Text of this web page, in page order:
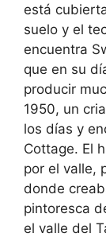
está
suelo y el
encuentra
que en su
producir
1950, un
los días y
Cottage. El
por el valle,
donde
pintoresca
el valle del